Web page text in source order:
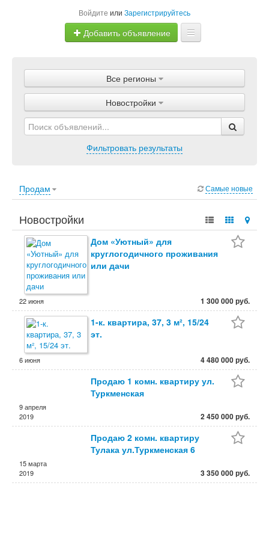
Войдите или Зарегистрируйтесь
Добавить объявление
Объявления
Магазины
Услуги
Все регионы
Новостройки
Фильтровать результаты
Продам Самые новые
Новостройки
Дом «Уютный» для
круглогодичного проживания
или дачи
22 июня 1 300 000 руб.
1-к. квартира, 37, 3 м², 15/24
эт.
6 июня 4 480 000 руб.
Продаю 1 комн. квартиру ул.
Туркменская
9 апреля
2019
2 450 000 руб.
Продаю 2 комн. квартиру
Тулака ул.Туркменская 6
15 марта
2019
3 350 000 руб.